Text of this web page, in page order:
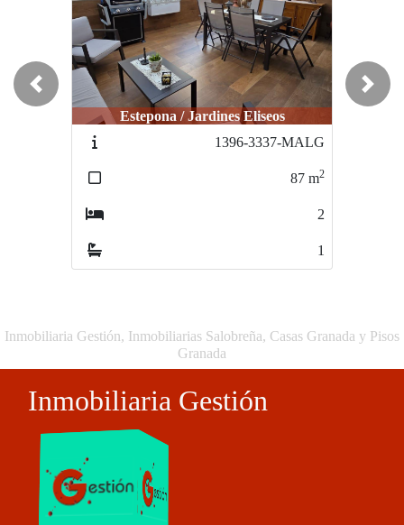
Estepona / Jardines Eliseos
1396-3337-MALG
Estepona / Jardines Eliseos
1395-3136-MALG
Previous Next
Inmobiliaria Gestión, Inmobiliarias Salobreña, Casas Granada y Pisos
Granada
Inmobiliaria Gestión